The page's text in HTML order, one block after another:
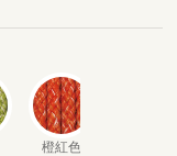
橙紅色